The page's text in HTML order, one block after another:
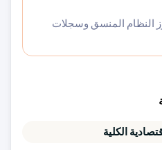
النظام المنسق وسجلات
الكلية